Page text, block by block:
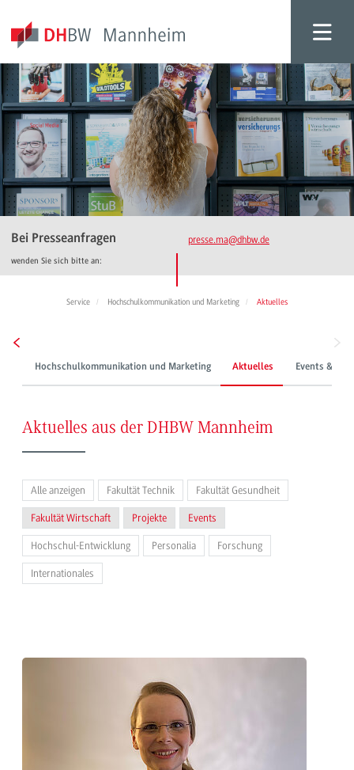
Bei Presseanfragen
wenden Sie sich bitte an:
presse.ma@dhbw.de
Service Hochschulkommunikation und Marketing Aktuelles
Hochschulkommunikation und Marketing Aktuelles Events &
Aktuelles aus der DHBW Mannheim
Alle anzeigen Fakultät Technik Fakultät Gesundheit
Fakultät Wirtschaft Projekte Events
Hochschul-Entwicklung Personalia Forschung
Internationales